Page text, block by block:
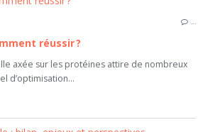
…
réussir ?
axée sur les protéines attire de nombreux
d’optimisation...